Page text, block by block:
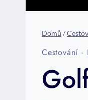
Domů /
Cestování ·